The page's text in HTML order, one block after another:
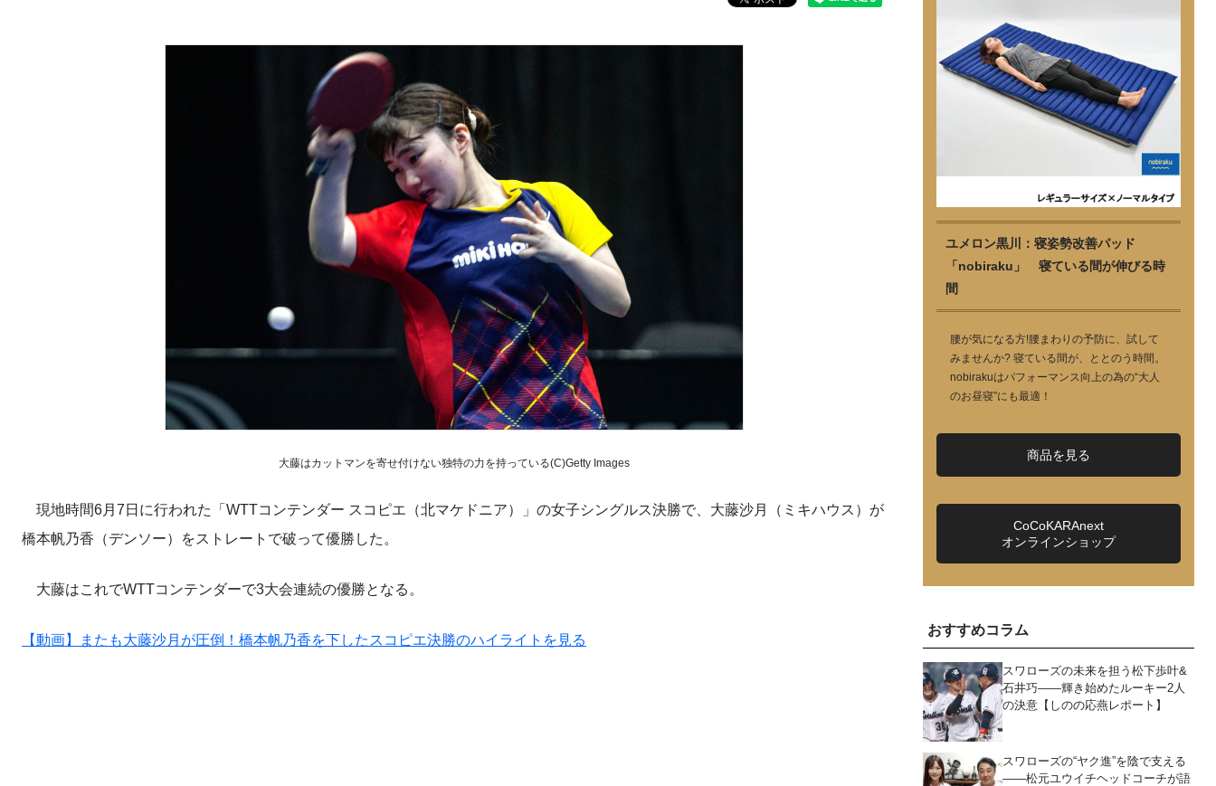
大藤はカットマンを寄せ付けない独特の力を持っている(C)Getty Images
現地時間6月7日に行われた「WTTコンテンダー スコピエ（北マケドニア）」の女子シングルス決勝で、大藤沙月（ミキハウス）が
橋本帆乃香（デンソー）をストレートで破って優勝した。
大藤はこれでWTTコンテンダーで3大会連続の優勝となる。
【動画】またも大藤沙月が圧倒！橋本帆乃香を下したスコピエ決勝のハイライトを見る
ユメロン黒川：寝姿勢改善パッド
「nobiraku」 寝ている間が伸びる時
間
腰が気になる方!腰まわりの予防に、試して
みませんか? 寝ている間が、ととのう時間。
nobirakuはパフォーマンス向上の為の“大人
のお昼寝”にも最適！
商品を見る
CoCoKARAnext
オンラインショップ
おすすめコラム
スワローズの未来を担う松下歩叶&
石井巧――輝き始めたルーキー2人
の決意【しのの応燕レポート】
スワローズの“ヤク進”を陰で支える
――松元ユウイチヘッドコーチが語